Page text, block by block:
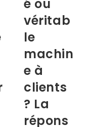
é ou
véritab
le
machin
e à
clients
? La
répons